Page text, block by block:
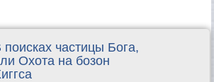
поисках частицы Бога,
Охота на бозон